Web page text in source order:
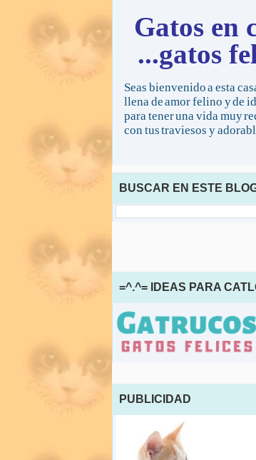
Gatos en
...gatos
Seas bienvenido a esta
llena de amor felino y de
para tener una vida muy
con tus traviesos y
BUSCAR EN ESTE
=^.^= IDEAS PARA
PUBLICIDAD